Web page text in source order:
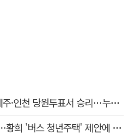
김민석, 與전당대회 제주·인천 당원투표서 승리…누적 득표는 '초박빙'
"내로남불·탁상공론"…황희 '버스 청년주택' 제안에 與 내부서도 쓴소리